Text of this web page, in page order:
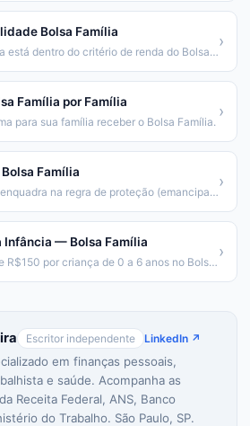
Bolsa Família
Verifique se sua família está dentro do critério de renda do Bolsa Família.
›
Família por Família
para sua família receber o Bolsa Família.
›
Família
Veja se sua família se enquadra na regra de proteção (emancipação gradual).
›
Infância — Bolsa Família
Calcule o adicional de R$150 por criança de 0 a 6 anos no Bolsa Família.
›
Escritor independente LinkedIn ↗
em finanças pessoais,
e saúde. Acompanha as
Receita Federal, ANS, Banco
do Trabalho. São Paulo, SP.